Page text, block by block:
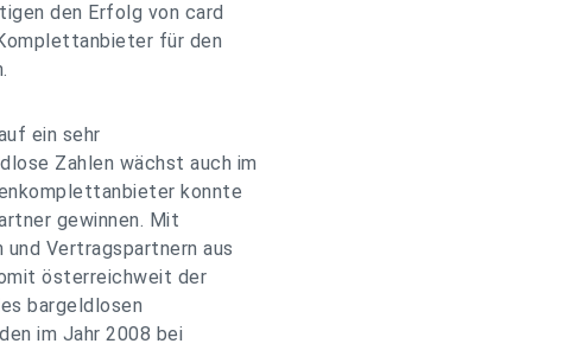
den Erfolg von card
für den
ein sehr
Zahlen wächst auch im
konnte
gewinnen. Mit
und Vertragspartnern aus
österreichweit der
bargeldlosen
im Jahr 2008 bei